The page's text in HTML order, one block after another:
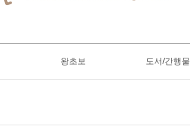
왕초보 도서/간행물